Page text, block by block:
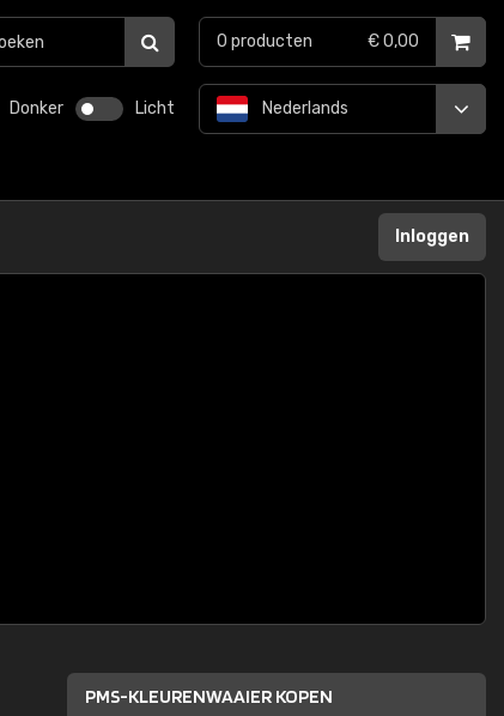
Donker Licht Nederlands
0 producten € 0,00
Inloggen
PMS-KLEURENWAAIER KOPEN